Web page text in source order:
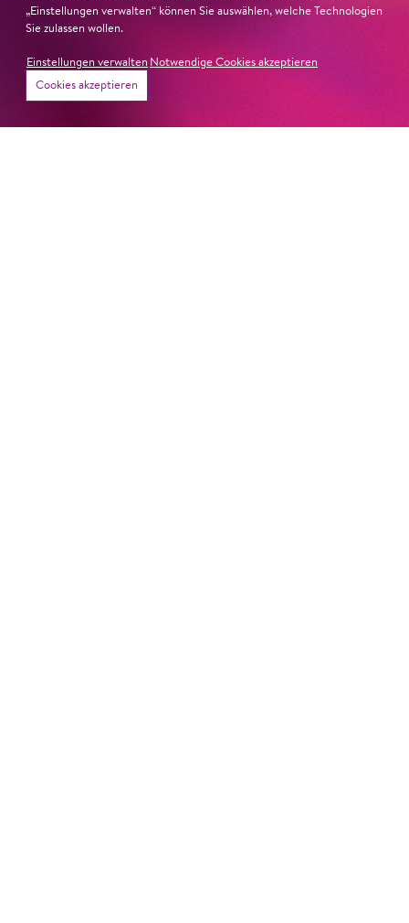
„Einstellungen verwalten“ können Sie auswählen, welche Technologien
Sie zulassen wollen.
Einstellungen verwalten Notwendige Cookies akzeptieren
Cookies akzeptieren